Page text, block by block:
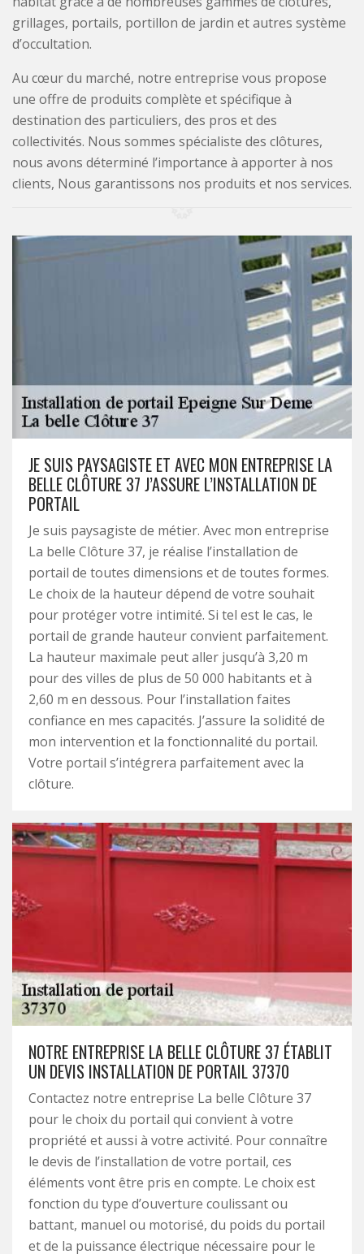
grillages, portails, portillon de jardin et autres système
d’occultation.
Au cœur du marché, notre entreprise vous propose
une offre de produits complète et spécifique à
destination des particuliers, des pros et des
collectivités. Nous sommes spécialiste des clôtures,
nous avons déterminé l’importance à apporter à nos
clients, Nous garantissons nos produits et nos services.
JE SUIS PAYSAGISTE ET AVEC MON ENTREPRISE LA
BELLE CLÔTURE 37 J’ASSURE L’INSTALLATION DE
PORTAIL
Je suis paysagiste de métier. Avec mon entreprise
La belle Clôture 37, je réalise l’installation de
portail de toutes dimensions et de toutes formes.
Le choix de la hauteur dépend de votre souhait
pour protéger votre intimité. Si tel est le cas, le
portail de grande hauteur convient parfaitement.
La hauteur maximale peut aller jusqu’à 3,20 m
pour des villes de plus de 50 000 habitants et à
2,60 m en dessous. Pour l’installation faites
confiance en mes capacités. J’assure la solidité de
mon intervention et la fonctionnalité du portail.
Votre portail s’intégrera parfaitement avec la
clôture.
NOTRE ENTREPRISE LA BELLE CLÔTURE 37 ÉTABLIT
UN DEVIS INSTALLATION DE PORTAIL 37370
Contactez notre entreprise La belle Clôture 37
pour le choix du portail qui convient à votre
propriété et aussi à votre activité. Pour connaître
le devis de l’installation de votre portail, ces
éléments vont être pris en compte. Le choix est
fonction du type d’ouverture coulissant ou
battant, manuel ou motorisé, du poids du portail
et de la puissance électrique nécessaire pour le